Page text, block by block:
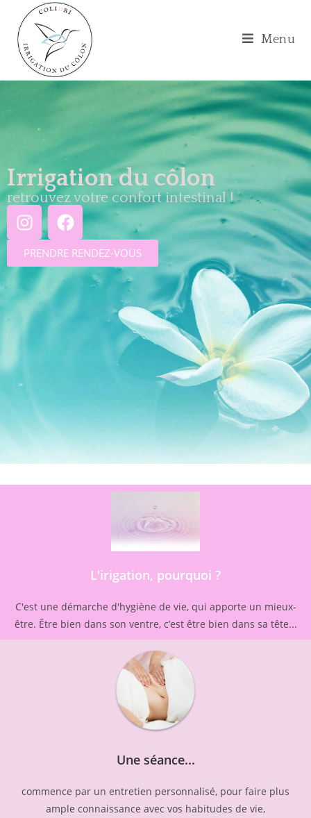
Menu
Irrigation du côlon
retrouvez votre confort intestinal !
PRENDRE RENDEZ-VOUS
L'irigation, pourquoi ?
C'est une démarche d'hygiène de vie, qui apporte un mieux-
être. Être bien dans son ventre, c’est être bien dans sa tête...
Une séance...
commence par un entretien personnalisé, pour faire plus
ample connaissance avec vos habitudes de vie,